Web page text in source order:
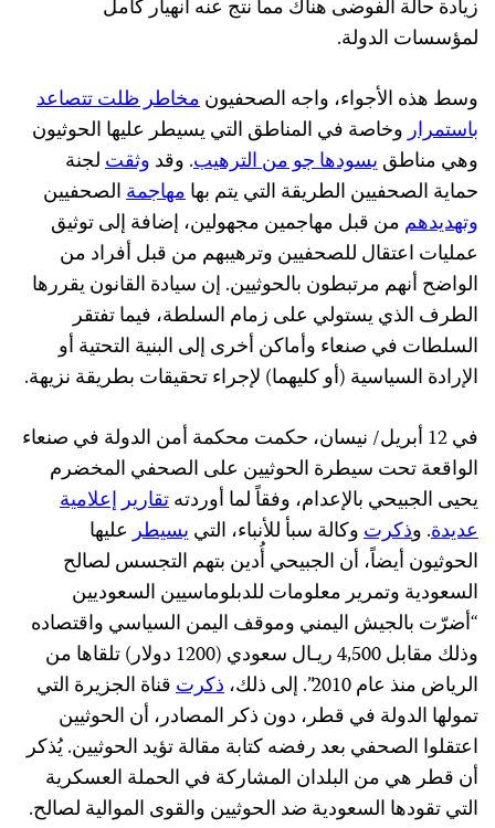
زيادة حالة الفوضى هناك مما نتج عنه انهيار كامل
لمؤسسات الدولة.
وسط هذه الأجواء، واجه الصحفيونمخاطر ظلت تتصاعد
باستمراروخاصة في المناطق التي يسيطر عليها الحوثيون
وهي مناطقيسودها جو من الترهيب. وقد وثقتلجنة
حماية الصحفيين الطريقة التي يتم بهامهاجمةالصحفيين
وتهديدهم من قبل مهاجمين مجهولين، إضافة إلى توثيق
عمليات اعتقال للصحفيين وترهيبهم من قبل أفراد من
الواضح أنهم مرتبطون بالحوثيين. إن سيادة القانون يقررها
الطرف الذي يستولي على زمام السلطة، فيما تفتقر
السلطات في صنعاء وأماكن أخرى إلى البنية التحتية أو
الإرادة السياسية (أو كليهما) لإجراء تحقيقات بطريقة نزيهة.
في 12 أبريل/ نيسان، حكمت محكمة أمن الدولة في صنعاء
الواقعة تحت سيطرة الحوثيين على الصحفي المخضرم
يحيى الجبيحي بالإعدام، وفقاً لما أوردتهتقارير إعلامية
عديدة. وذكرتوكالة سبأ للأنباء، التييسيطرعليها
الحوثيون أيضاً، أن الجبيحي أُدين بتهم التجسس لصالح
السعودية وتمرير معلومات للدبلوماسيين السعوديين
“أضرّت بالجيش اليمني وموقف اليمن السياسي واقتصاده
وذلك مقابل 4,500 ريـال سعودي (1200 دولار) تلقاها من
الرياض منذ عام 2010”. إلى ذلك،
ذكرتقناة الجزيرة التي
تمولها الدولة في قطر، دون ذكر المصادر، أن الحوثيين
اعتقلوا الصحفي بعد رفضه كتابة مقالة تؤيد الحوثيين. يُذكر
أن قطر هي من البلدان المشاركة في الحملة العسكرية
التي تقودها السعودية ضد الحوثيين والقوى الموالية لصالح.